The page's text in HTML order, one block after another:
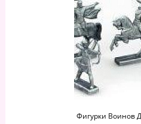
Фигурки Воинов